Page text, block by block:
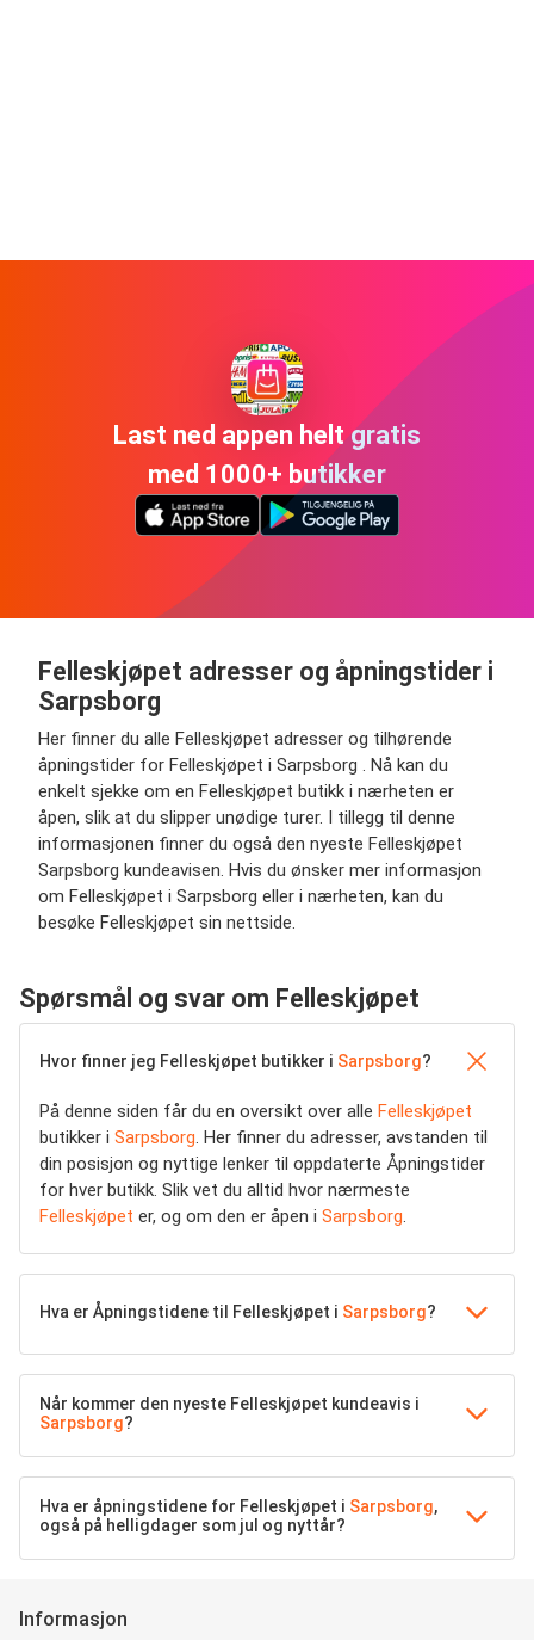
Last ned appen helt gratis
med 1000+ butikker
Felleskjøpet adresser og åpningstider i
Sarpsborg
Her finner du alle Felleskjøpet adresser og tilhørende
åpningstider for Felleskjøpet i Sarpsborg . Nå kan du
enkelt sjekke om en Felleskjøpet butikk i nærheten er
åpen, slik at du slipper unødige turer. I tillegg til denne
informasjonen finner du også den nyeste Felleskjøpet
Sarpsborg kundeavisen. Hvis du ønsker mer informasjon
om Felleskjøpet i Sarpsborg eller i nærheten, kan du
besøke Felleskjøpet sin nettside.
Spørsmål og svar om Felleskjøpet
Hvor finner jeg Felleskjøpet butikker i Sarpsborg?
På denne siden får du en oversikt over alle Felleskjøpet
butikker i Sarpsborg. Her finner du adresser, avstanden til
din posisjon og nyttige lenker til oppdaterte Åpningstider
for hver butikk. Slik vet du alltid hvor nærmeste
Felleskjøpet er, og om den er åpen i Sarpsborg.
Hva er Åpningstidene til Felleskjøpet i Sarpsborg?
Når kommer den nyeste Felleskjøpet kundeavis i
Sarpsborg?
Hva er åpningstidene for Felleskjøpet i Sarpsborg,
også på helligdager som jul og nyttår?
Informasjon